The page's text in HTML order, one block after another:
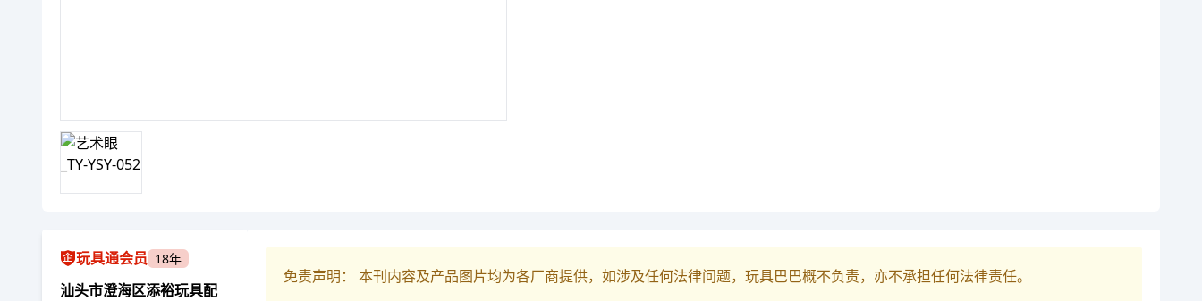
玩具通会员 18年
汕头市澄海区添裕玩具配
免责声明： 本刊内容及产品图片均为各厂商提供，如涉及任何法律问题，玩具巴巴概不负责，亦不承担任何法律责任。